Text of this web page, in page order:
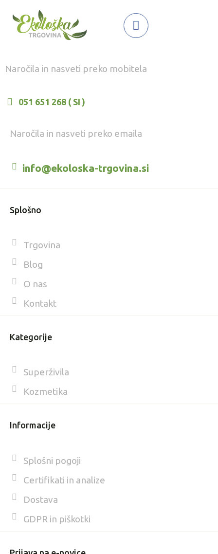
Naročila in nasveti preko mobitela
051 651 268 ( SI )
Naročila in nasveti preko emaila
info@ekoloska-trgovina.si
Splošno
Trgovina
Blog
O nas
Kontakt
Kategorije
Superživila
Kozmetika
Informacije
Splošni pogoji
Certifikati in analize
Dostava
GDPR in piškotki